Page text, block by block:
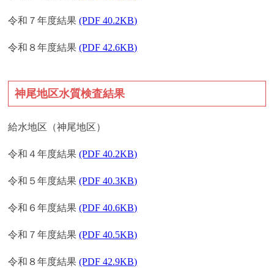
令和７年度結果(PDF 40.2KB)
令和８年度結果(PDF 42.6KB)
神尾地区水質検査結果
給水地区（神尾地区）
令和４年度結果(PDF 40.2KB)
令和５年度結果(PDF 40.3KB)
令和６年度結果(PDF 40.6KB)
令和７年度結果(PDF 40.5KB)
令和８年度結果(PDF 42.9KB)